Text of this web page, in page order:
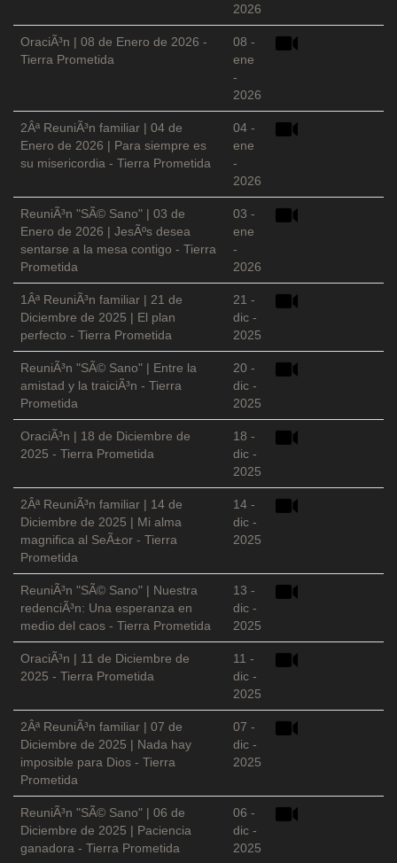
2026
OraciÃ³n | 08 de Enero de 2026 -
Tierra Prometida
08 -
ene
-
2026
2Âª ReuniÃ³n familiar | 04 de
Enero de 2026 | Para siempre es
su misericordia - Tierra Prometida
04 -
ene
-
2026
ReuniÃ³n "SÃ© Sano" | 03 de
Enero de 2026 | JesÃºs desea
sentarse a la mesa contigo - Tierra
Prometida
03 -
ene
-
2026
1Âª ReuniÃ³n familiar | 21 de
Diciembre de 2025 | El plan
perfecto - Tierra Prometida
21 -
dic -
2025
ReuniÃ³n "SÃ© Sano" | Entre la
amistad y la traiciÃ³n - Tierra
Prometida
20 -
dic -
2025
OraciÃ³n | 18 de Diciembre de
2025 - Tierra Prometida
18 -
dic -
2025
2Âª ReuniÃ³n familiar | 14 de
Diciembre de 2025 | Mi alma
magnifica al SeÃ±or - Tierra
Prometida
14 -
dic -
2025
ReuniÃ³n "SÃ© Sano" | Nuestra
redenciÃ³n: Una esperanza en
medio del caos - Tierra Prometida
13 -
dic -
2025
OraciÃ³n | 11 de Diciembre de
2025 - Tierra Prometida
11 -
dic -
2025
2Âª ReuniÃ³n familiar | 07 de
Diciembre de 2025 | Nada hay
imposible para Dios - Tierra
Prometida
07 -
dic -
2025
ReuniÃ³n "SÃ© Sano" | 06 de
Diciembre de 2025 | Paciencia
ganadora - Tierra Prometida
06 -
dic -
2025